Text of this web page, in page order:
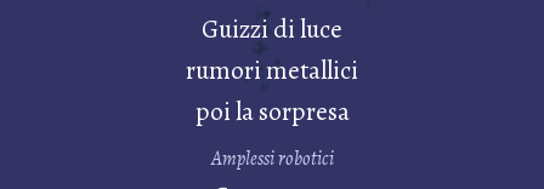
Guizzi di luce
rumori metallici
poi la sorpresa
Amplessi robotici